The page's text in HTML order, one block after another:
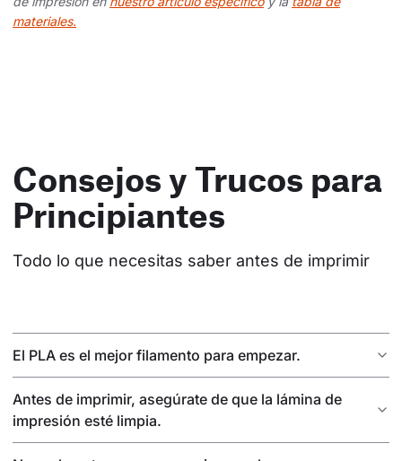
materiales.
Consejos y Trucos para
Principiantes
Todo lo que necesitas saber antes de imprimir
El PLA es el mejor filamento para empezar.
Antes de imprimir, asegúrate de que la lámina de
impresión esté limpia.